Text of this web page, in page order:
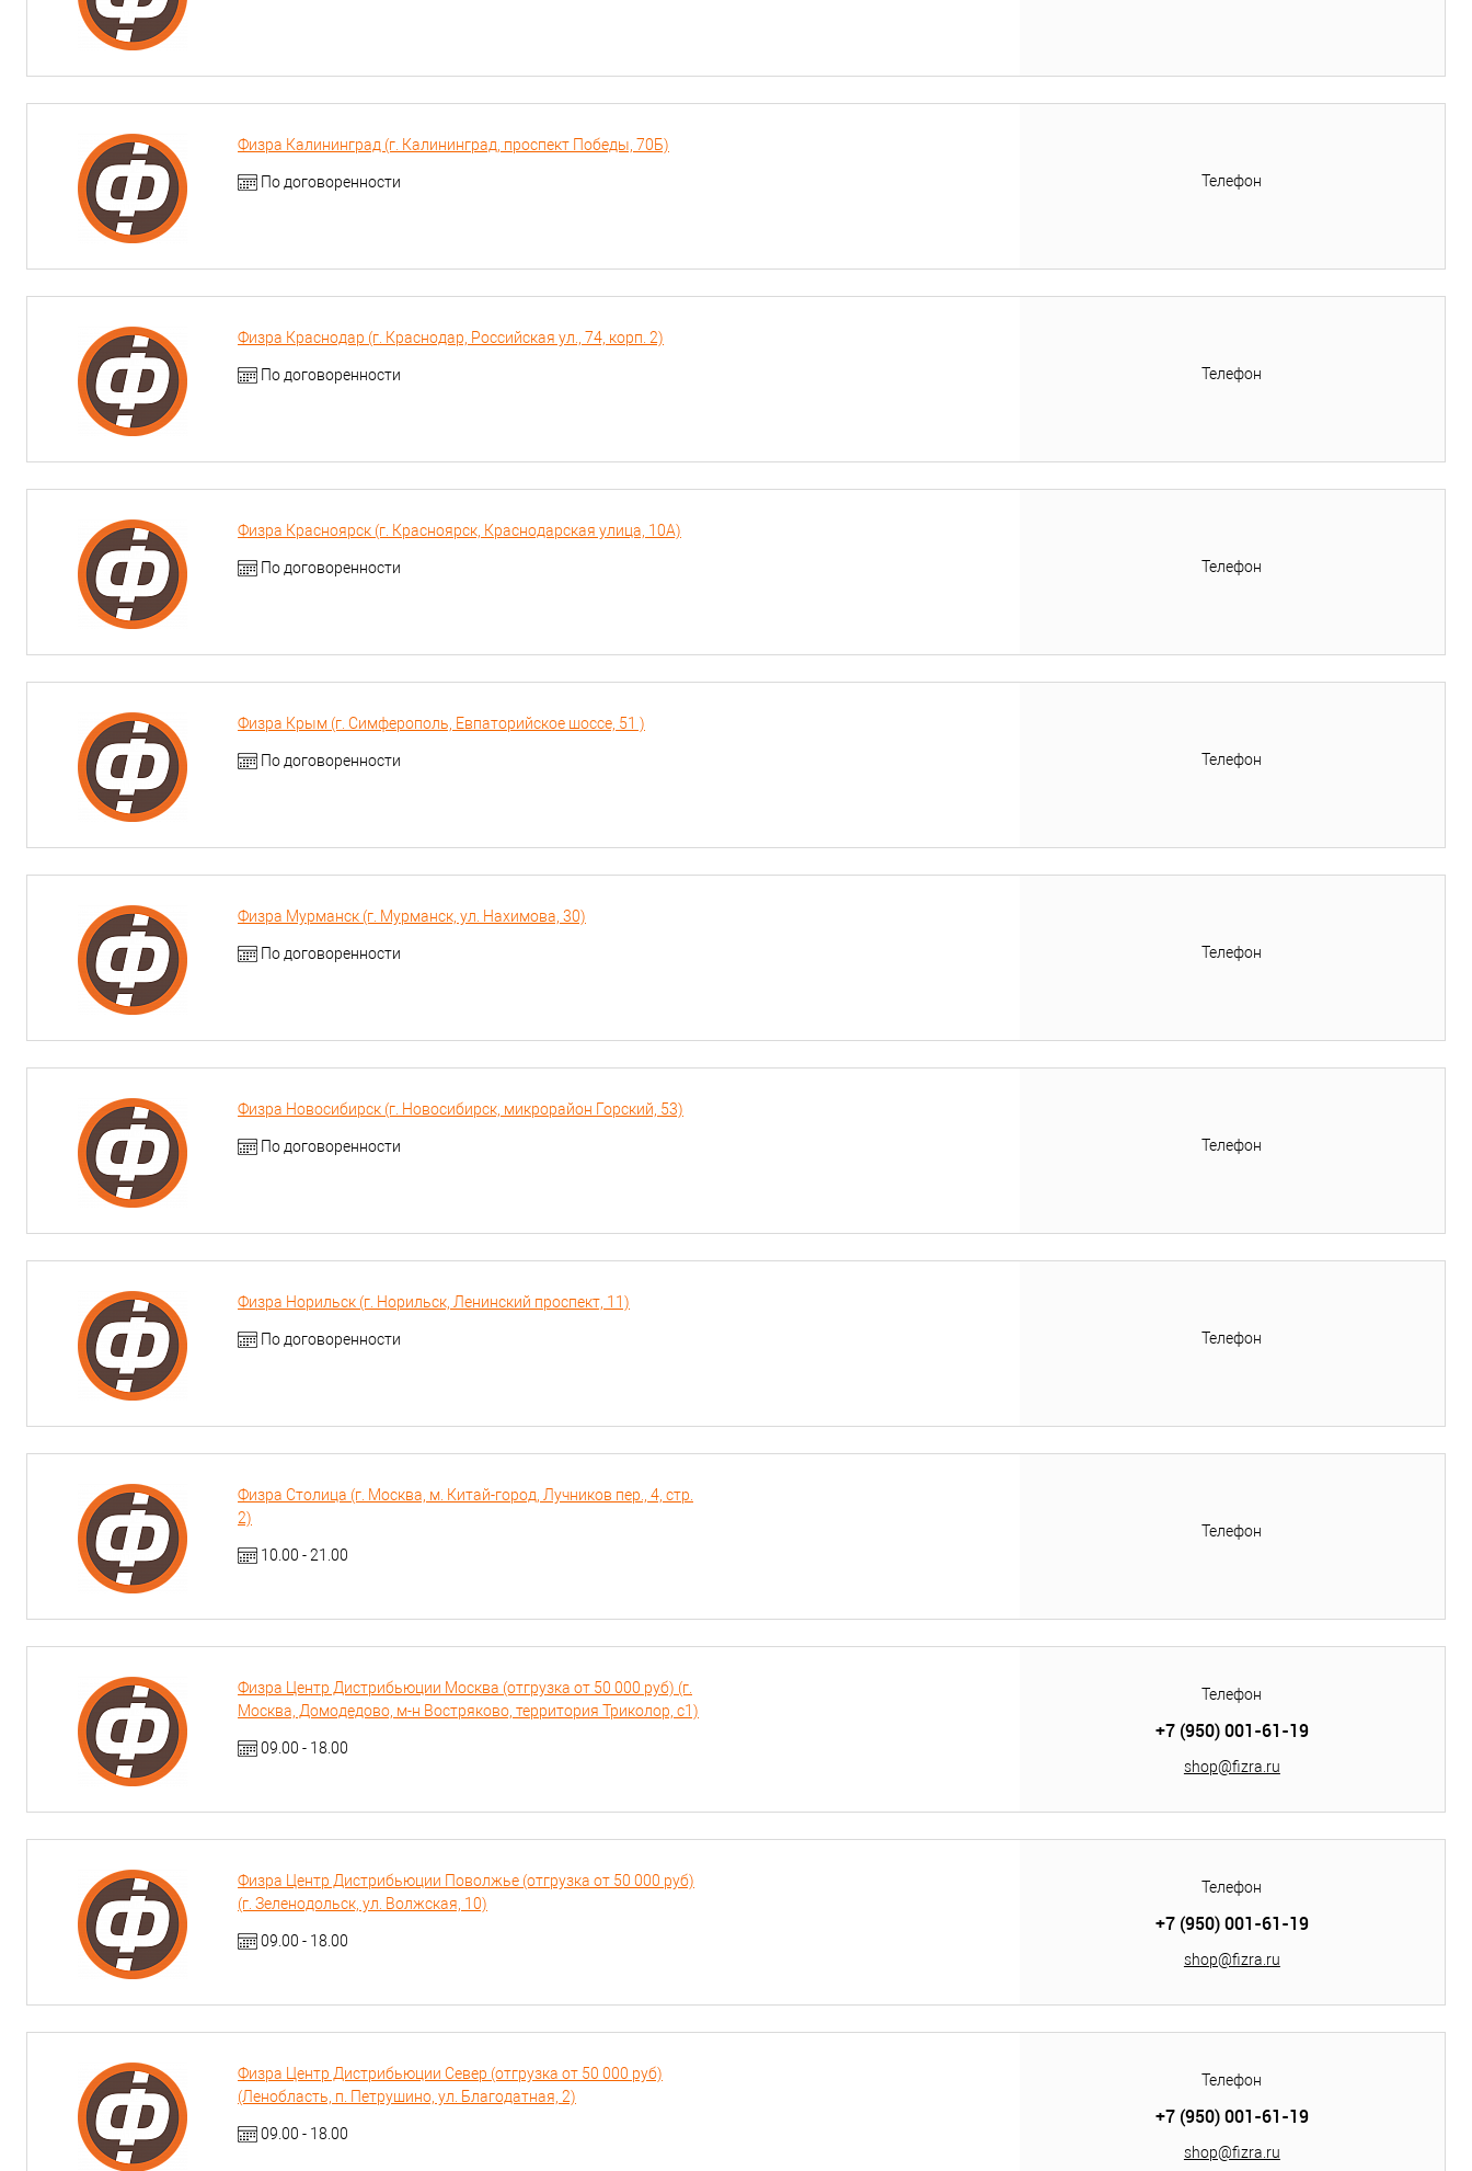
Физра Калининград (г. Калининград, проспект Победы, 70Б)
По договоренности Телефон
Физра Краснодар (г. Краснодар, Российская ул., 74, корп. 2)
По договоренности Телефон
Физра Красноярск (г. Красноярск, Краснодарская улица, 10А)
По договоренности Телефон
Физра Крым (г. Симферополь, Евпаторийское шоссе, 51 )
По договоренности Телефон
Физра Мурманск (г. Мурманск, ул. Нахимова, 30)
По договоренности Телефон
Физра Новосибирск (г. Новосибирск, микрорайон Горский, 53)
По договоренности Телефон
Физра Норильск (г. Норильск, Ленинский проспект, 11)
По договоренности Телефон
Физра Столица (г. Москва, м. Китай-город, Лучников пер., 4, стр.
2)
10.00 - 21.00
Телефон
Физра Центр Дистрибьюции Москва (отгрузка от 50 000 руб) (г.
Москва, Домодедово, м-н Востряково, территория Триколор, с1)
09.00 - 18.00
Телефон
+7 (950) 001-61-19
shop@fizra.ru
Физра Центр Дистрибьюции Поволжье (отгрузка от 50 000 руб)
(г. Зеленодольск, ул. Волжская, 10)
09.00 - 18.00
Телефон
+7 (950) 001-61-19
shop@fizra.ru
Физра Центр Дистрибьюции Север (отгрузка от 50 000 руб)
(Ленобласть, п. Петрушино, ул. Благодатная, 2)
09.00 - 18.00
Телефон
+7 (950) 001-61-19
shop@fizra.ru